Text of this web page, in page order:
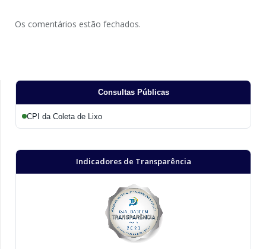
Os comentários estão fechados.
Consultas Públicas
CPI da Coleta de Lixo
Indicadores de Transparência